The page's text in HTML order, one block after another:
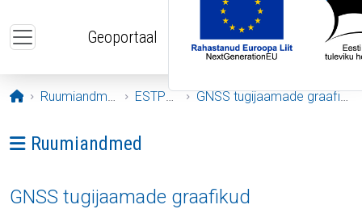
Geoportaal
Avaleht
Ruumiandmed ESTPOS GNSS tugijaamade graafikud
Ava menüü: Ruumiandmed
Ruumiandmed
GNSS tugijaamade graafikud